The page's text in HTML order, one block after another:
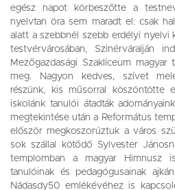
egész napot körbeszőtte a
nyelvtan óra sem maradt el: csak
alatt a szebbnél szebb erdélyi nyelvi
testvérvárosában, Szinérváralján
Mezőgazdasági Szaklíceum
meg. Nagyon kedves, szívet
részünk, kis műsorral köszöntötte
iskolánk tanulói átadták
megtekintése után a Református
először megkoszorúztuk a város
sok szállal kötődő Sylvester
templomban a magyar Himnusz
tanulóinak és pedagógusainak
Nádasdy50 emlékévéhez is